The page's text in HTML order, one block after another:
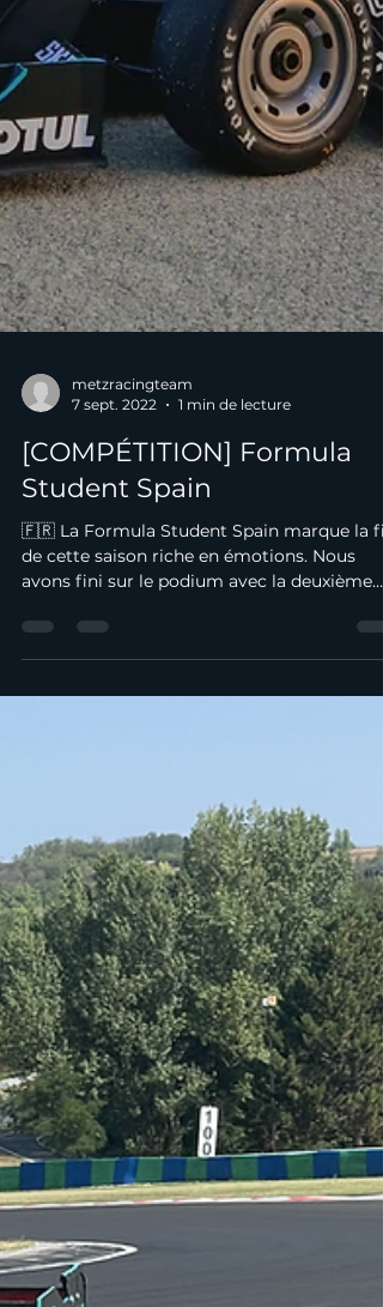
7 sept. 2022
1 min de lecture
[COMPÉTITION] Formula
Student Spain
🇫🇷 La Formula Student Spain marque la
avons fini sur le podium avec la deuxième
place au...